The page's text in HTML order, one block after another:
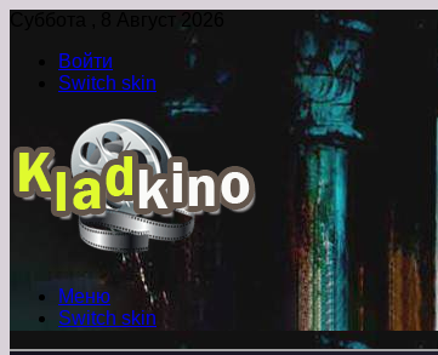
Суббота , 8 Август 2026
Войти
Switch skin
Меню
Switch skin